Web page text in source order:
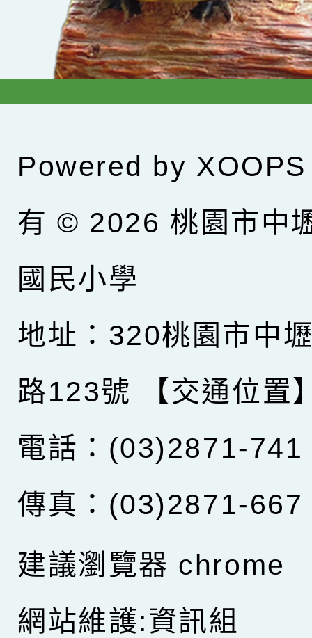
Powered by XOOPS
有 © 2026 桃園市中
國民小學
地址：320桃園市中
路123號
【交通位置
電話：(03)2871-741
傳真：(03)2871-667
建議瀏覽器 chrome
網站維護:資訊組